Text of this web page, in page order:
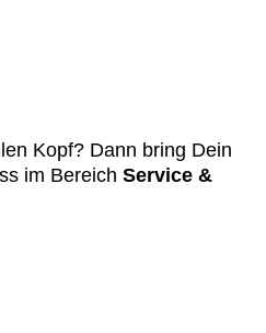
Kopf? Dann bring Dein
im Bereich Service &